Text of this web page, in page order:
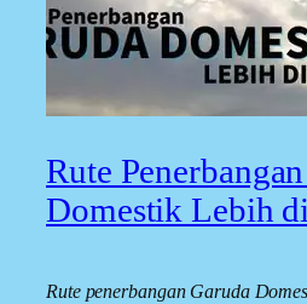
Rute
Domestik Lebih
Rute penerbangan Garuda